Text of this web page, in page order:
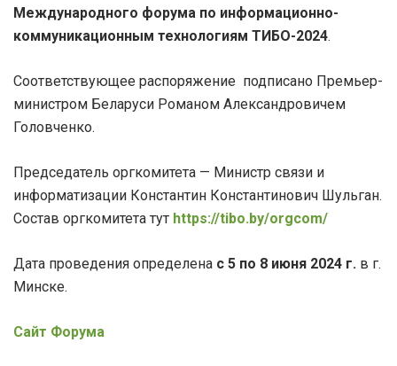
Международного форума по информационно-
коммуникационным технологиям ТИБО-2024.
Соответствующее распоряжение подписано Премьер-
министром Беларуси Романом Александровичем
Головченко.
Председатель оргкомитета — Министр связи и
информатизации Константин Константинович Шульган.
Состав оргкомитета тут https://tibo.by/orgcom/
Дата проведения определена с 5 по 8 июня 2024 г. в г.
Минске.
Сайт Форума